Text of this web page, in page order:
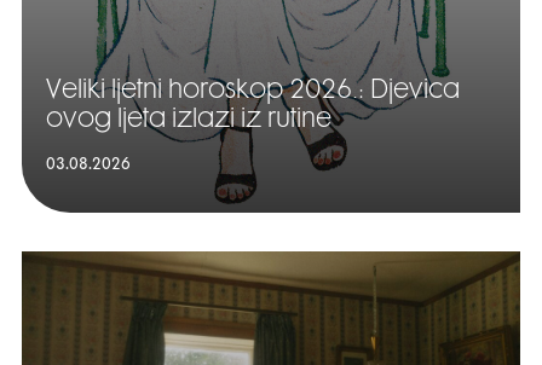
Veliki ljetni horoskop 2026.: Djevica
ovog ljeta izlazi iz rutine
03.08.2026